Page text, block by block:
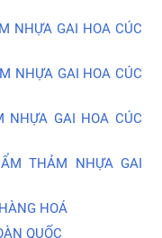
NHỰA GAI HOA CÚC
NHỰA GAI HOA CÚC
NHỰA GAI HOA CÚC
THẢM NHỰA GAI
HOÁ
QUỐC